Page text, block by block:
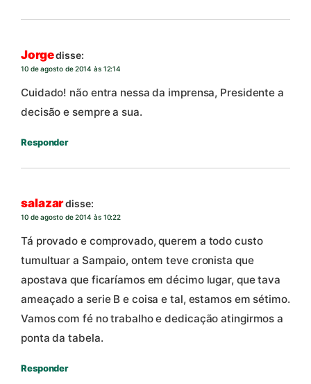
Jorgedisse:
10 de agosto de 2014 às 12:14
Cuidado! não entra nessa da imprensa, Presidente a
decisão e sempre a sua.
Responder
salazardisse:
10 de agosto de 2014 às 10:22
Tá provado e comprovado, querem a todo custo
tumultuar a Sampaio, ontem teve cronista que
apostava que ficaríamos em décimo lugar, que tava
ameaçado a serie B e coisa e tal, estamos em sétimo.
Vamos com fé no trabalho e dedicação atingirmos a
ponta da tabela.
Responder